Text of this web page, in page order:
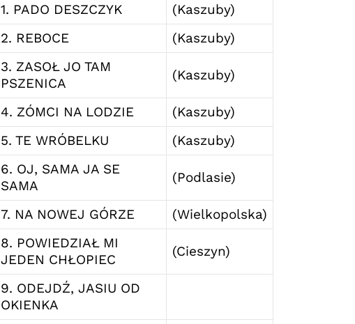
1. PADO DESZCZYK
(Kaszuby)
2. REBOCE
(Kaszuby)
3. ZASOŁ JO TAM
PSZENICA
(Kaszuby)
4. ZÓMCI NA LODZIE
(Kaszuby)
5. TE WRÓBELKU
(Kaszuby)
6. OJ, SAMA JA SE
SAMA
(Podlasie)
7. NA NOWEJ GÓRZE
(Wielkopolska)
8. POWIEDZIAŁ MI
JEDEN CHŁOPIEC
(Cieszyn)
9. ODEJDŹ, JASIU OD
OKIENKA